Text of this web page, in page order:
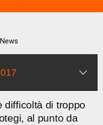
News
difficoltà di troppo
al punto da